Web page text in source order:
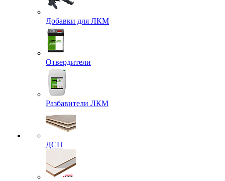
Добавки для ЛКМ
Отвердители
Разбавители ЛКМ
ДСП